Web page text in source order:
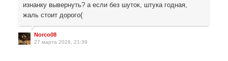
изнанку вывернуть? а если без шуток, штука годная,
жаль стоит дорого(
Norco08
27 марта 2026, 21:39